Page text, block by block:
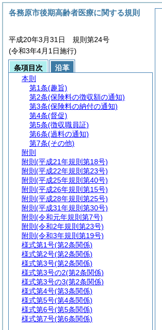
各務原市後期高齢者医療に関する規則
平成20年3月31日 規則第24号
(令和3年4月1日施行)
条項目次
沿革
本則
第1条(趣旨)
第2条(保険料の徴収額の通知)
第3条(保険料の納付の通知)
第4条(督促)
第5条(徴収職員証)
第6条(過料の通知)
第7条(その他)
附則
附則 (平成21年規則第18号)
附則 (平成22年規則第23号)
附則 (平成25年規則第40号)
附則 (平成26年規則第15号)
附則 (平成28年規則第25号)
附則 (平成31年規則第30号)
附則 (令和元年規則第7号)
附則 (令和2年規則第23号)
附則 (令和3年規則第19号)
様式第1号(第2条関係)
様式第2号(第2条関係)
様式第3号(第2条関係)
様式第3号の2(第2条関係)
様式第3号の3(第2条関係)
様式第4号(第3条関係)
様式第5号(第4条関係)
様式第6号(第5条関係)
様式第7号(第6条関係)